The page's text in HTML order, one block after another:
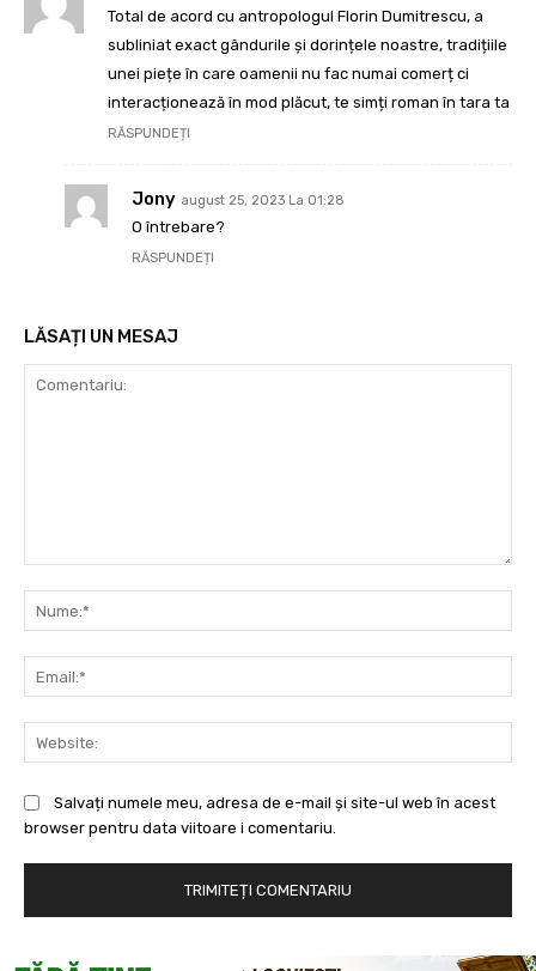
Total de acord cu antropologul Florin Dumitrescu, a
subliniat exact gândurile și dorințele noastre, tradițiile
unei piețe în care oamenii nu fac numai comerț ci
interacționează în mod plăcut, te simți roman în tara ta
RĂSPUNDEȚI
Jony august 25, 2023 La 01:28
O întrebare?
RĂSPUNDEȚI
LĂSAȚI UN MESAJ
Salvați numele meu, adresa de e-mail și site-ul web în acest
browser pentru data viitoare i comentariu.